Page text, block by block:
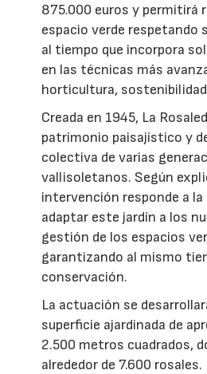
875.000 euros y permitirá
espacio verde respetando
al tiempo que incorpora
en las técnicas más
horticultura,
Creada en 1945, La
patrimonio paisajístico y
colectiva de varias
vallisoletanos. Según
intervención responde a la
adaptar este jardín a los
gestión de los espacios
garantizando al mismo
conservación.
La actuación se
superficie ajardinada de
2.500 metros cuadrados,
alrededor de 7.600 rosales.